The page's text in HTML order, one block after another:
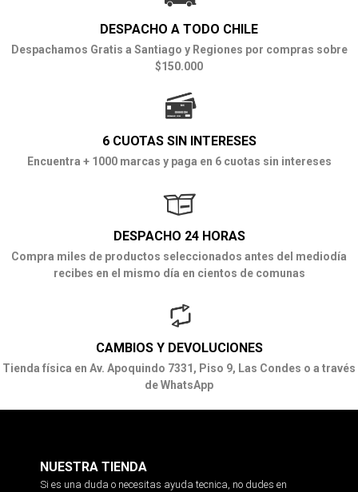
DESPACHO A TODO CHILE
Despachamos Gratis a Santiago y Regiones por compras sobre
$150.000
6 CUOTAS SIN INTERESES
Encuentra + 1000 marcas y paga en 6 cuotas sin intereses
DESPACHO 24 HORAS
Compra miles de productos seleccionados antes del mediodía
recibes en el mismo día en cientos de comunas
CAMBIOS Y DEVOLUCIONES
Tienda física en Av. Apoquindo 7331, Piso 9, Las Condes o a través
de WhatsApp
NUESTRA TIENDA
Si es una duda o necesitas ayuda tecnica, no dudes en